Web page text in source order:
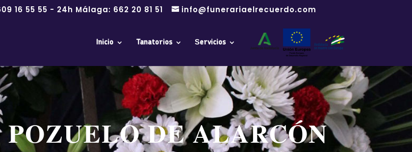
16 55 55 - 24h Málaga: 662 20 81 51 info@funerariaelrecuerdo.com
Inicio Tanatorios Servicios
DE ALARCÓN